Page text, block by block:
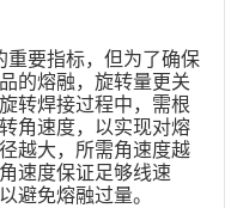
要指标，但为了确保
的熔融，旋转量更关
转焊接过程中，需根
角速度，以实现对熔
越大，所需角速度越
速度保证足够线速
避免熔融过量。